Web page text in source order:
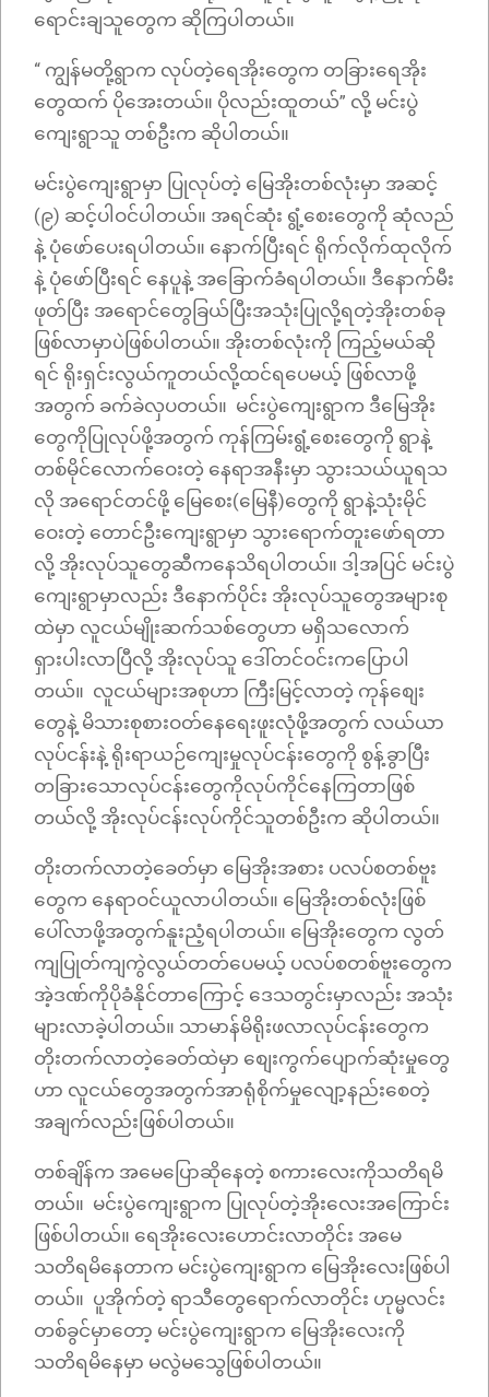
ရောင်းချသူတွေက ဆိုကြပါတယ်။
“ ကျွန်မတို့ရွာက လုပ်တဲ့ရေအိုးတွေက တခြားရေအိုး
တွေထက် ပိုအေးတယ်။ ပိုလည်းထူတယ်” လို့ မင်းပွဲ
ကျေးရွာသူ တစ်ဦးက ဆိုပါတယ်။
မင်းပွဲကျေးရွာမှာ ပြုလုပ်တဲ့ မြေအိုးတစ်လုံးမှာ အဆင့်
(၉) ဆင့်ပါဝင်ပါတယ်။ အရင်ဆုံး ရွံ့စေးတွေကို ဆုံလည်
နဲ့ ပုံဖော်ပေးရပါတယ်။ နောက်ပြီးရင် ရိုက်လိုက်ထုလိုက်
နဲ့ ပုံဖော်ပြီးရင် နေပူနဲ့ အခြောက်ခံရပါတယ်။ ဒီနောက်မီး
ဖုတ်ပြီး အရောင်တွေခြယ်ပြီးအသုံးပြုလို့ရတဲ့အိုးတစ်ခု
ဖြစ်လာမှာပဲဖြစ်ပါတယ်။ အိုးတစ်လုံးကို ကြည့်မယ်ဆို
ရင် ရိုးရှင်းလွယ်ကူတယ်လို့ထင်ရပေမယ့် ဖြစ်လာဖို့
အတွက် ခက်ခဲလှပတယ်။ မင်းပွဲကျေးရွာက ဒီမြေအိုး
တွေကိုပြုလုပ်ဖို့အတွက် ကုန်ကြမ်းရွံ့စေးတွေကို ရွာနဲ့
တစ်မိုင်လောက်ဝေးတဲ့ နေရာအနီးမှာ သွားသယ်ယူရသ
လို အရောင်တင်ဖို့ မြေစေး(မြေနီ)တွေကို ရွာနဲ့သုံးမိုင်
ဝေးတဲ့ တောင်ဦးကျေးရွာမှာ သွားရောက်တူးဖော်ရတာ
လို့ အိုးလုပ်သူတွေဆီကနေသိရပါတယ်။ ဒါ့အပြင် မင်းပွဲ
ကျေးရွာမှာလည်း ဒီနောက်ပိုင်း အိုးလုပ်သူတွေအများစု
ထဲမှာ လူငယ်မျိုးဆက်သစ်တွေဟာ မရှိသလောက်
ရှားပါးလာပြီလို့ အိုးလုပ်သူ ဒေါ်တင်ဝင်းကပြောပါ
တယ်။ လူငယ်များအစုဟာ ကြီးမြင့်လာတဲ့ ကုန်စျေး
တွေနဲ့ မိသားစုစားဝတ်နေရေးဖူးလုံဖို့အတွက် လယ်ယာ
လုပ်ငန်းနဲ့ ရိုးရာယဉ်ကျေးမှုလုပ်ငန်းတွေကို စွန့်ခွာပြီး
တခြားသောလုပ်ငန်းတွေကိုလုပ်ကိုင်နေကြတာဖြစ်
တယ်လို့ အိုးလုပ်ငန်းလုပ်ကိုင်သူတစ်ဦးက ဆိုပါတယ်။
တိုးတက်လာတဲ့ခေတ်မှာ မြေအိုးအစား ပလပ်စတစ်ဗူး
တွေက နေရာဝင်ယူလာပါတယ်။ မြေအိုးတစ်လုံးဖြစ်
ပေါ်လာဖို့အတွက်နူးညံ့ရပါတယ်။ မြေအိုးတွေက လွတ်
ကျပြုတ်ကျကွဲလွယ်တတ်ပေမယ့် ပလပ်စတစ်ဗူးတွေက
အဲ့ဒဏ်ကိုပိုခံနိုင်တာကြောင့် ဒေသတွင်းမှာလည်း အသုံး
များလာခဲ့ပါတယ်။ သာမာန်မိရိုးဖလာလုပ်ငန်းတွေက
တိုးတက်လာတဲ့ခေတ်ထဲမှာ စျေးကွက်ပျောက်ဆုံးမှုတွေ
ဟာ လူငယ်တွေအတွက်အာရုံစိုက်မှုလျော့နည်းစေတဲ့
အချက်လည်းဖြစ်ပါတယ်။
တစ်ချိန်က အမေပြောဆိုနေတဲ့ စကားလေးကိုသတိရမိ
တယ်။ မင်းပွဲကျေးရွာက ပြုလုပ်တဲ့အိုးလေးအကြောင်း
ဖြစ်ပါတယ်။ ရေအိုးလေးဟောင်းလာတိုင်း အမေ
သတိရမိနေတာက မင်းပွဲကျေးရွာက မြေအိုးလေးဖြစ်ပါ
တယ်။ ပူအိုက်တဲ့ ရာသီတွေရောက်လာတိုင်း ဟုမ္မလင်း
တစ်ခွင်မှာတော့ မင်းပွဲကျေးရွာက မြေအိုးလေးကို
သတိရမိနေမှာ မလွဲမသွေဖြစ်ပါတယ်။